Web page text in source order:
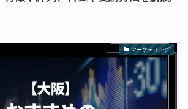
マーケティング